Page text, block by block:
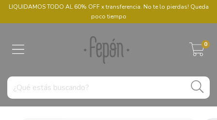
LIQUIDAMOS TODO AL 60% OFF x transferencia. No te lo pierdas! Queda
poco tiempo
0